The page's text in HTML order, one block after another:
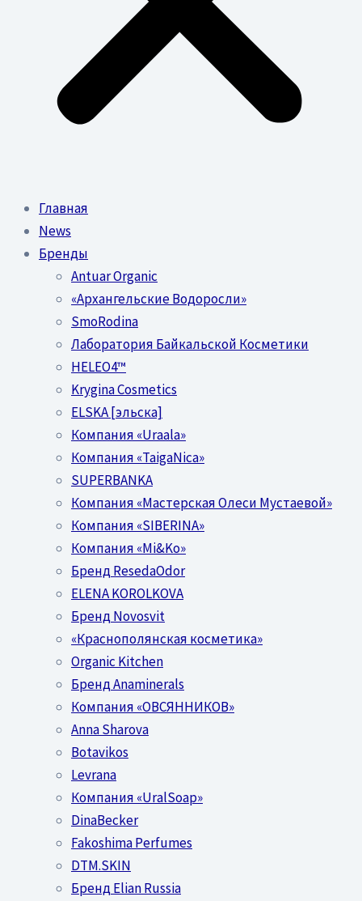
Главная
News
Бренды
Antuar Organic
«Архангельские Водоросли»
SmoRodina
Лаборатория Байкальской Косметики
HELEO4™
Krygina Cosmetics
ELSKA [эльска]
Компания «Uraala»
Компания «TaigaNica»
SUPERBANKA
Компания «Мастерская Олеси Мустаевой»
Компания «SIBERINA»
Компания «Mi&Ko»
Бренд ResedaOdor
ELENA KOROLKOVA
Бренд Novosvit
«Краснополянская косметика»
Organic Kitchen
Бренд Anaminerals
Компания «ОВСЯННИКОВ»
Anna Sharova
Botavikos
Levrana
Компания «UralSoap»
DinaBecker
Fakoshima Perfumes
DTM.SKIN
Бренд Elian Russia